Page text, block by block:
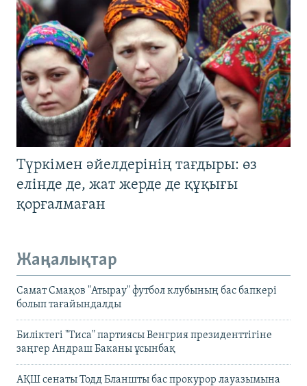
Түркімен әйелдерінің тағдыры: өз
елінде де, жат жерде де құқығы
қорғалмаған
Жаңалықтар
Самат Смақов "Атырау" футбол клубының бас бапкері
болып тағайындалды
Биліктегі "Тиса" партиясы Венгрия президенттігіне
заңгер Андраш Баканы ұсынбақ
АҚШ сенаты Тодд Бланшты бас прокурор лауазымына